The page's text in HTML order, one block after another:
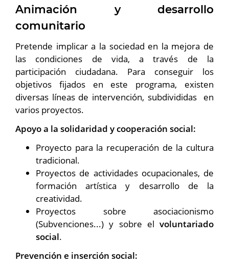
Animación y desarrollo
comunitario
Pretende implicar a la sociedad en la mejora de
las condiciones de vida, a través de la
participación ciudadana. Para conseguir los
objetivos fijados en este programa, existen
diversas líneas de intervención, subdivididas en
varios proyectos.
Apoyo a la solidaridad y cooperación social:
Proyecto para la recuperación de la cultura
tradicional.
Proyectos de actividades ocupacionales, de
formación artística y desarrollo de la
creatividad.
Proyectos sobre asociacionismo
(Subvenciones...) y sobre el voluntariado
social.
Prevención e inserción social: